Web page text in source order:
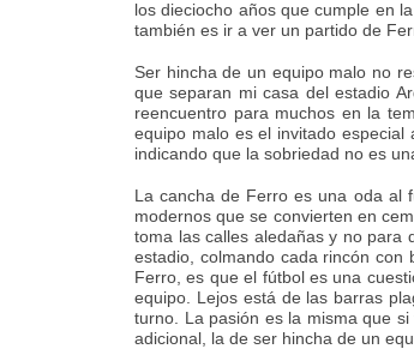
los dieciocho años que cumple en
también es ir a ver un partido de
Ser hincha de un equipo malo no
que separan mi casa del estadio
reencuentro para muchos en la
equipo malo es el invitado
indicando que la sobriedad no es
La cancha de Ferro es una oda al
modernos que se convierten en
toma las calles aledañas y no para
estadio, colmando cada rincón con
Ferro, es que el fútbol es una
equipo. Lejos está de las barras
turno. La pasión es la misma que
adicional, la de ser hincha de un